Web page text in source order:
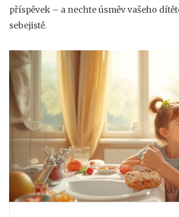
příspěvek – a nechte úsměv vašeho
sebejistě.